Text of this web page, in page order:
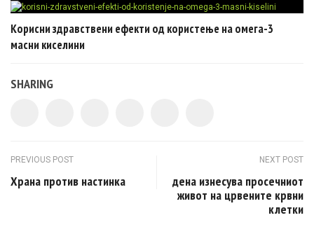
Корисни здравствени ефекти од користење на омега-3
масни киселини
SHARING
Post navigation
PREVIOUS POST
Храна против настинка
NEXT POST
дена изнесува просечниот
живот на црвените крвни
клетки